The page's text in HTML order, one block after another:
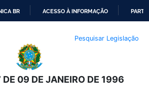
O
CONTEÚDO
BR ACESSO À INFORMAÇÃO
Pesquisar Legislação
DE 09 DE JANEIRO DE 1996